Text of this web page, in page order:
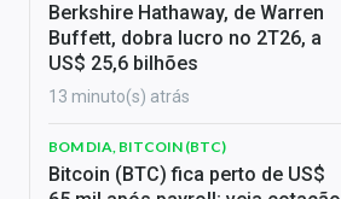
Berkshire Hathaway, de Warren
Buffett, dobra lucro no 2T26, a
US$ 25,6 bilhões
13 minuto(s) atrás
BOM DIA, BITCOIN (BTC)
Bitcoin (BTC) fica perto de US$